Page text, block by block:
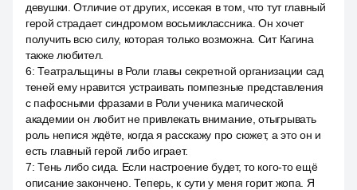
девушки. Отличие от других, иссекая в том, что тут главный
герой страдает синдромом восьмиклассника. Он хочет
получить всю силу, которая только возможна. Сит Кагина
также любител.
6:Театральщины в Роли главы секретной организации сад
теней ему нравится устраивать помпезные представления
с пафосными фразами в Роли ученика магической
академии он любит не привлекать внимание, отыгрывать
роль непися ждёте, когда я расскажу про сюжет, а это он и
есть главный герой либо играет.
7:Тень либо сида. Если настроение будет, то кого-то ещё
описание закончено. Теперь, к сути у меня горит жопа. Я